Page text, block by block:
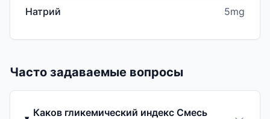
Натрий 5mg
Часто задаваемые вопросы
Каков гликемический индекс Смесь